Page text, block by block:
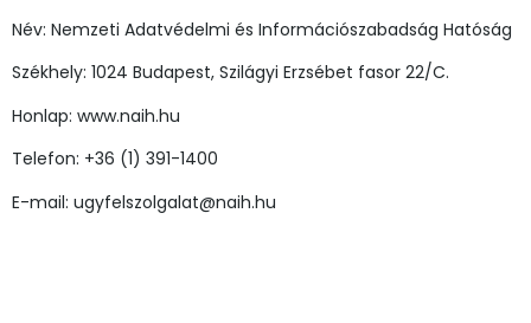
Név: Nemzeti Adatvédelmi és Információszabadság Hatóság
Székhely: 1024 Budapest, Szilágyi Erzsébet fasor 22/C.
Honlap: www.naih.hu
Telefon: +36 (1) 391-1400
E-mail: ugyfelszolgalat@naih.hu